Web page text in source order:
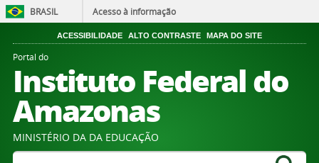
BRASIL Acesso à informação
ACESSIBILIDADE ALTO CONTRASTE MAPA DO SITE
Portal do
Instituto Federal do
Amazonas
MINISTÉRIO DA DA EDUCAÇÃO
Search Site